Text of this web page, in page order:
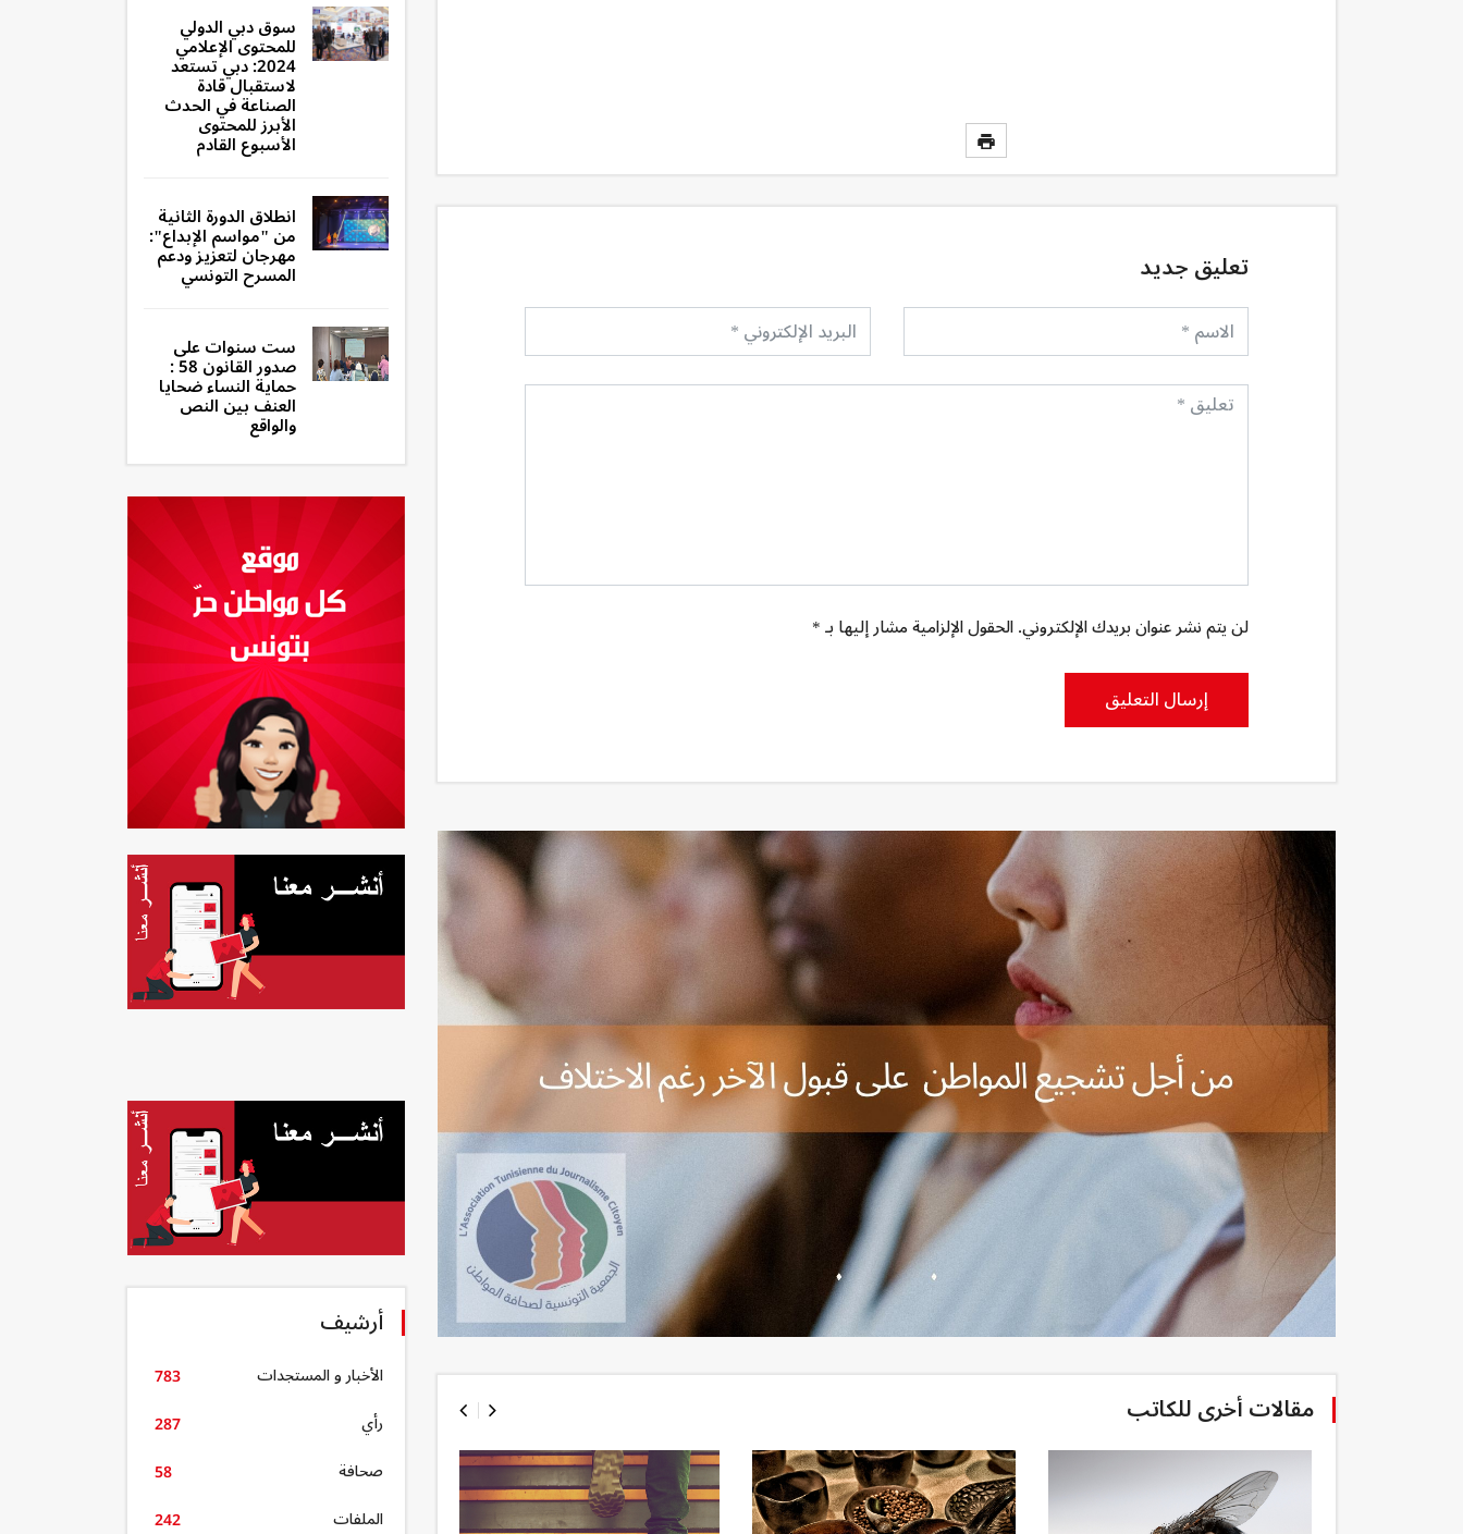
تعليق جديد
لن يتم نشر عنوان بريدك الإلكتروني. الحقول الإلزامية مشار إليها بـ *
إرسال التعليق
مقالات أخرى للكاتب
سوق دبي الدولي
للمحتوى الإعلامي
2024: دبي تستعد
لاستقبال قادة
الصناعة في الحدث
الأبرز للمحتوى
الأسبوع القادم
انطلاق الدورة الثانية
من "مواسم الإبداع":
مهرجان لتعزيز ودعم
المسرح التونسي
ست سنوات على
صدور القانون 58 :
حماية النساء ضحايا
العنف بين النص
والواقع
أرشيف
الأخبار و المستجدات
783
رأي
287
صحافة
58
الملفات
242